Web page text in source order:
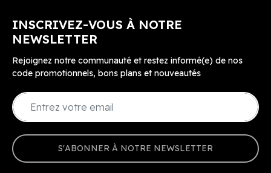
INSCRIVEZ-VOUS À NOTRE
NEWSLETTER
Rejoignez notre communauté et restez informé(e) de nos
code promotionnels, bons plans et nouveautés
S'ABONNER À NOTRE NEWSLETTER